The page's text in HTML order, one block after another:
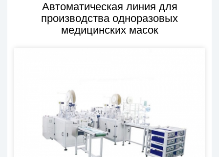
Автоматическая линия для
производства одноразовых
медицинских масок